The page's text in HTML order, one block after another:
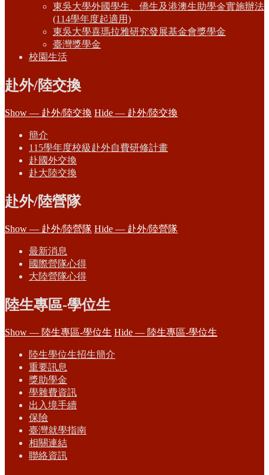
東吳大學外國學生、僑生及港澳生助學金實施辦法
(114學年度起適用)
東吳大學喜瑪拉雅研究發展基金會獎學金
臺灣獎學金
校園生活
赴外/陸交換
Show — 赴外/陸交換 Hide — 赴外/陸交換
簡介
115學年度校級赴外自費研修計畫
赴國外交換
赴大陸交換
赴外/陸營隊
Show — 赴外/陸營隊 Hide — 赴外/陸營隊
最新消息
國際營隊心得
大陸營隊心得
陸生專區-學位生
Show — 陸生專區-學位生 Hide — 陸生專區-學位生
陸生學位生招生簡介
重要訊息
獎助學金
學雜費資訊
出入境手續
保險
臺灣就學指南
相關連結
聯絡資訊